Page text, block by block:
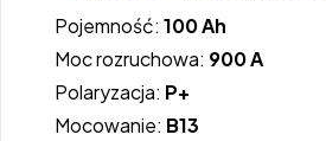
Pojemność: 100 Ah
Moc rozruchowa: 900 A
Polaryzacja: P+
Mocowanie: B13